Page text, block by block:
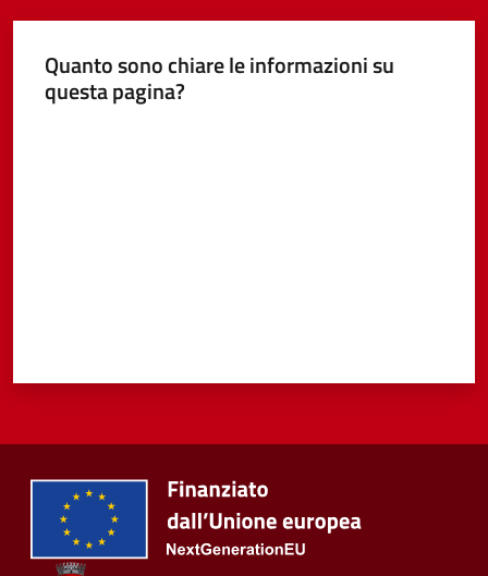
Vivere
Ravarino
Quanto sono chiare le informazioni su
questa pagina?